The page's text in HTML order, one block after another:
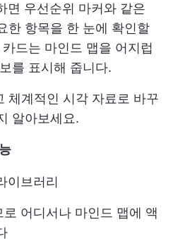
우선순위 마커와 같은
한 항목을 한 눈에 확인할
드는 마인드 맵을 어지럽
를 표시해 줍니다.
체계적인 시각 자료로 바꾸
알아보세요.
이브러리
어디서나 마인드 맵에 액